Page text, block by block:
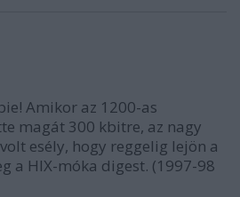
Amikor az 1200-as
magát 300 kbitre, az nagy
esély, hogy reggelig lejön a
a HIX-móka digest. (1997-98